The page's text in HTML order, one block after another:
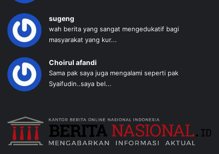
sugeng
wah berita yang sangat mengedukatif bagi
masyarakat yang kur...
Choirul afandi
Sama pak saya juga mengalami seperti pak
Syaifudin..saya bel...